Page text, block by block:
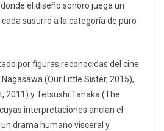
el diseño sonoro juega un
susurro a la categoría de puro
por figuras reconocidas del cine
(Our Little Sister, 2015),
, 2011) y Tetsushi Tanaka (The
interpretaciones anclan el
drama humano visceral y